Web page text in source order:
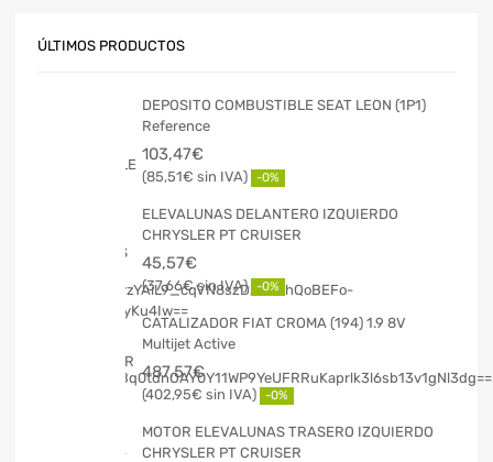
ÚLTIMOS PRODUCTOS
DEPOSITO COMBUSTIBLE SEAT LEON (1P1)
Reference
103,47€
85,51€ -0%
ELEVALUNAS DELANTERO IZQUIERDO
CHRYSLER PT CRUISER
45,57€
37,66€ -0%
CATALIZADOR FIAT CROMA (194) 1.9 8V
Multijet Active
487,57€
402,95€ -0%
MOTOR ELEVALUNAS TRASERO IZQUIERDO
CHRYSLER PT CRUISER